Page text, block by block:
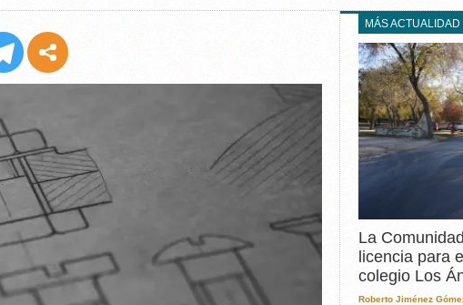
LA VOZ DE LA
EXPERIENCIA
IN MEMORIAM
MEMORIA RECUPERADA
UN MINUTO EN EL
MÁS ACTUALIDAD
La
licencia para
colegio Los
Roberto Jiménez